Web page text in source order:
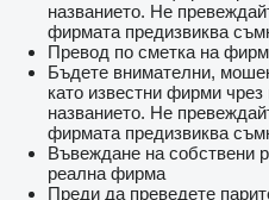
названието. Не
фирмата предизвиква
Превод по сметка на
Бъдете внимателни,
като известни фирми
названието. Не
фирмата предизвиква
Въвеждане на собствени
реална фирма
Преди да преведете